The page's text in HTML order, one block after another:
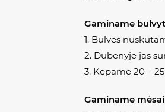
Gaminame
1. Bulves
2. Dubenyje jas
3. Kepame 20 –
Gaminame